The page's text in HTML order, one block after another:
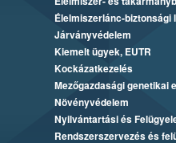
Élelmiszerlánc-biztonsági
Járványvédelem
Kiemelt ügyek, EUTR
Kockázatkezelés
Mezőgazdasági genetikai
Növényvédelem
Nyilvántartási és
Rendszerszervezés és